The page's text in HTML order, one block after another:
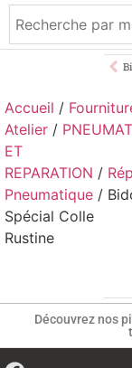
Accueil /
Atelier /
ET
REPARATION /
Pneumatique /
Spécial Colle
Rustine
Découvrez nos